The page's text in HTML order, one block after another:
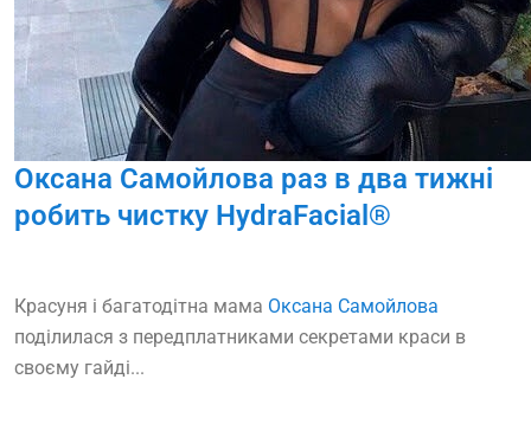
Оксана Самойлова раз в два тижні
робить чистку HydraFacial®
Красуня і багатодітна мама Оксана Самойлова
поділилася з передплатниками секретами краси в
своєму гайді...